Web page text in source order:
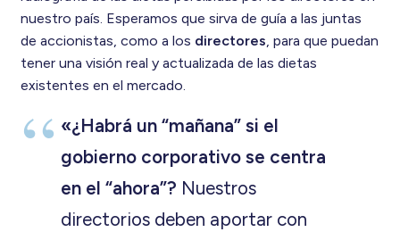
nuestro país. Esperamos que sirva de guía a las juntas
de accionistas, como a los directores, para que puedan
tener una visión real y actualizada de las dietas
existentes en el mercado.
«¿Habrá un “mañana” si el
gobierno corporativo se centra
en el “ahora”? Nuestros
directorios deben aportar con